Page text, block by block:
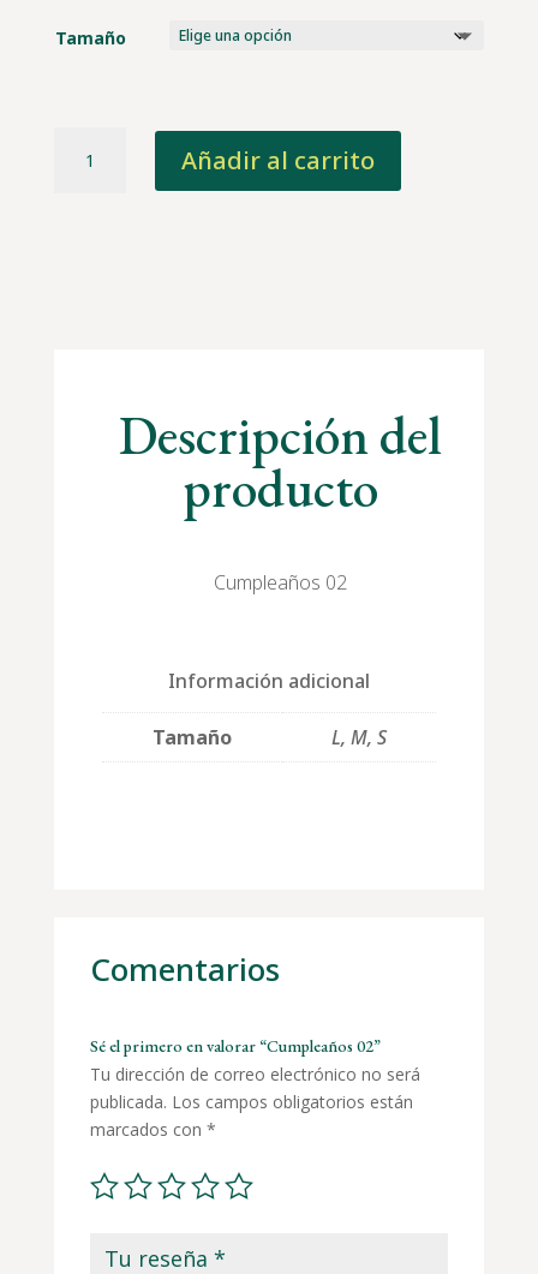
Tamaño
Cumpleaños
Añadir al carrito
Descripción del
producto
Cumpleaños 02
Información adicional
Tamaño L, M, S
Comentarios
Sé el primero en valorar “Cumpleaños 02”
Tu dirección de correo electrónico no será
publicada. Los campos obligatorios están
marcados con *